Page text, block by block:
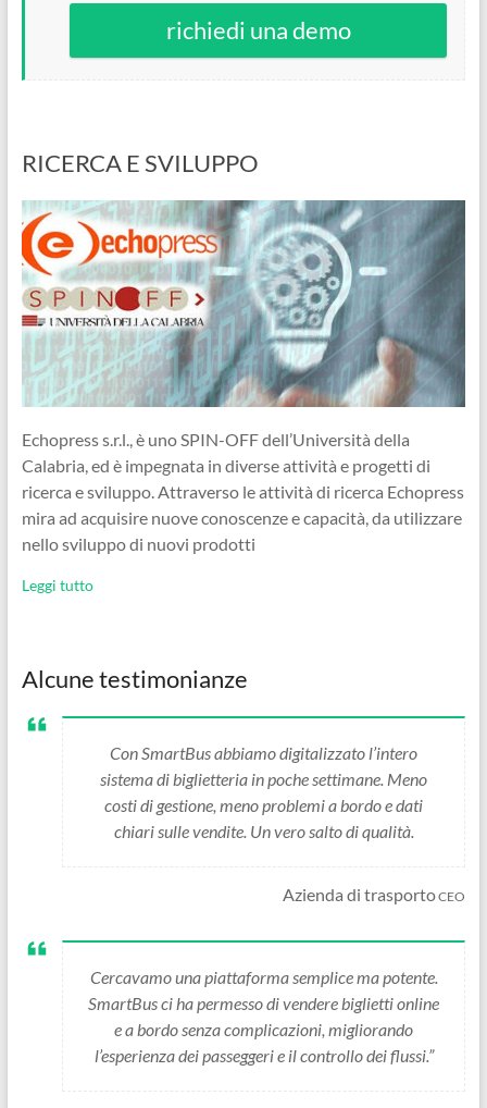
richiedi una demo
RICERCA E SVILUPPO
Echopress s.r.l., è uno SPIN-OFF dell’Università della
Calabria, ed è impegnata in diverse attività e progetti di
ricerca e sviluppo. Attraverso le attività di ricerca Echopress
mira ad acquisire nuove conoscenze e capacità, da utilizzare
nello sviluppo di nuovi prodotti
Leggi tutto
Alcune testimonianze
Con SmartBus abbiamo digitalizzato l’intero
sistema di biglietteria in poche settimane. Meno
costi di gestione, meno problemi a bordo e dati
chiari sulle vendite. Un vero salto di qualità.
Azienda di trasportoCEO
Cercavamo una piattaforma semplice ma potente.
SmartBus ci ha permesso di vendere biglietti online
e a bordo senza complicazioni, migliorando
l’esperienza dei passeggeri e il controllo dei flussi.”